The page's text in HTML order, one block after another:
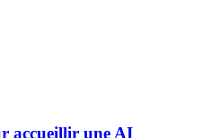
accueillir une AI